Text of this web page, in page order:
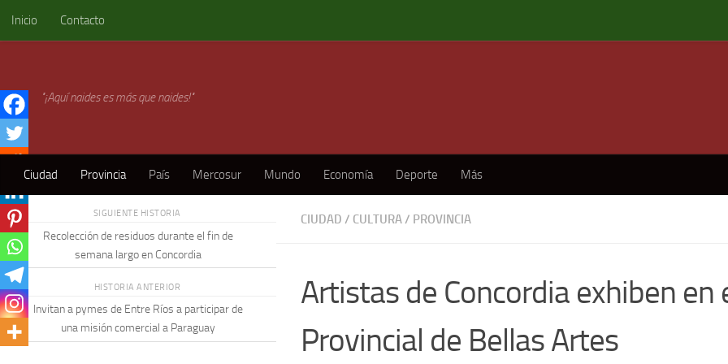
Skip to content
Inicio Contacto
"¡Aquí naides es más que naides!"
Ciudad Provincia País Mercosur Mundo Economía Deporte Más
CIUDAD / CULTURA/ PROVINCIA
Artistas de Concordia exhiben en
Provincial de Bellas Artes
SIGUIENTE HISTORIA
Recolección de residuos durante el fin de
semana largo en Concordia
HISTORIA ANTERIOR
Invitan a pymes de Entre Ríos a participar de
una misión comercial a Paraguay